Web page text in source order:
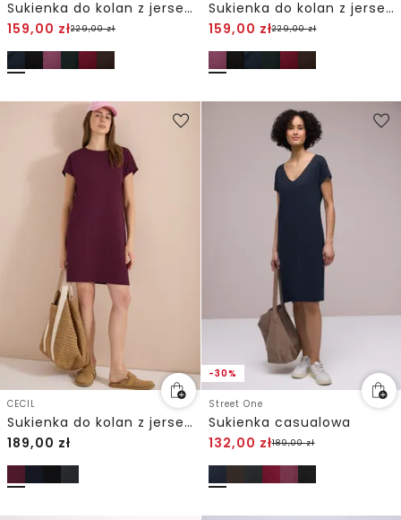
Sukienka do kolan z jerseyu
159,00 zł229,00zł
Sukienka do kolan z jerseyu
159,00 zł229,00zł
CECIL
Sukienka do kolan z jerseyu
189,00 zł
-30%
Street One
Sukienka casualowa
132,00 zł189,00zł